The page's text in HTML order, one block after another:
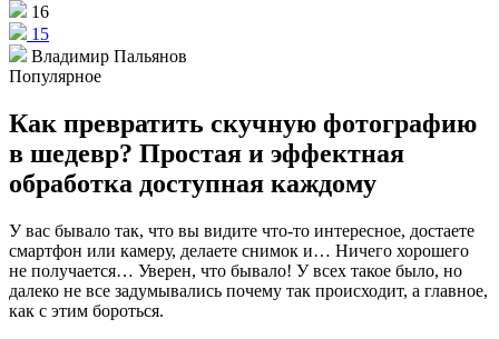
16
15
Владимир Пальянов
Популярное
Как превратить скучную фотографию
в шедевр? Простая и эффектная
обработка доступная каждому
У вас бывало так, что вы видите что-то интересное, достаете
смартфон или камеру, делаете снимок и… Ничего хорошего
не получается… Уверен, что бывало! У всех такое было, но
далеко не все задумывались почему так происходит, а главное,
как с этим бороться.